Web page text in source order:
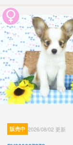
販売中 2026/08/02 更新